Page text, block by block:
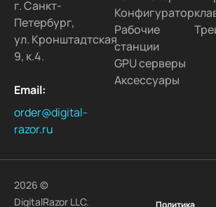
г. Санкт-
Петербург,
ул. Кронштадтская
9, к.4.
Email:
order@digital-
razor.ru
Конфигуратор
Рабочие
станции
GPU серверы
Аксессуары
2026 ©
DigitalRazor LLC.
Политика